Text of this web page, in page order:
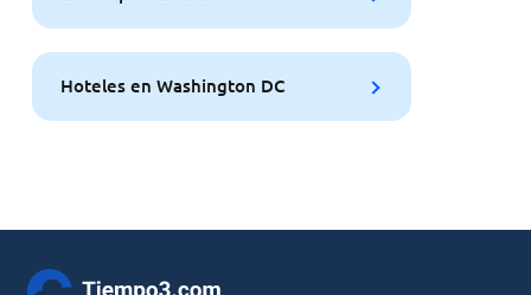
Hoteles en Washington DC